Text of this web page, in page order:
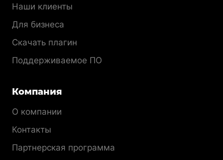
Наши клиенты
Для бизнеса
Скачать плагин
Поддерживаемое ПО
Компания
О компании
Контакты
Партнерская программа